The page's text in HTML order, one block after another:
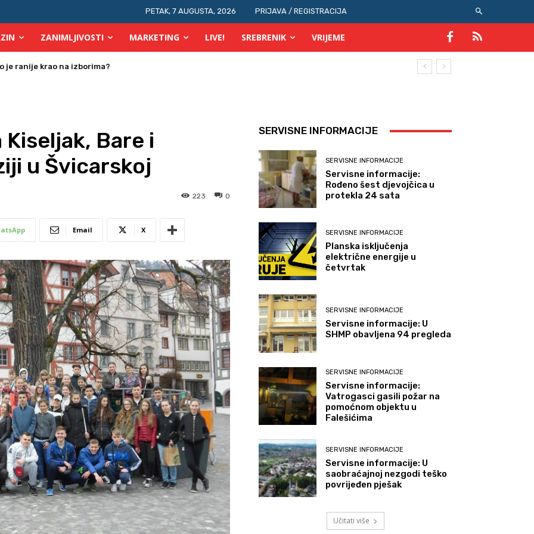
PETAK, 7 AUGUSTA, 2026 PRIJAVA / REGISTRACIJA
ZANIMLJIVOSTI MARKETING LIVE! SREBRENIK VRIJEME
s invaliditetom
Bare i
u Švicarskoj
0
223
Email X
SERVISNE INFORMACIJE
SERVISNE INFORMACIJE
Servisne informacije:
Rođeno šest djevojčica u
protekla 24 sata
SERVISNE INFORMACIJE
Planska isključenja
električne energije u
četvrtak
SERVISNE INFORMACIJE
Servisne informacije: U
SHMP obavljena 94 pregleda
SERVISNE INFORMACIJE
Servisne informacije:
Vatrogasci gasili požar na
pomoćnom objektu u
Falešićima
SERVISNE INFORMACIJE
Servisne informacije: U
saobraćajnoj nezgodi teško
povrijeđen pješak
Učitati više